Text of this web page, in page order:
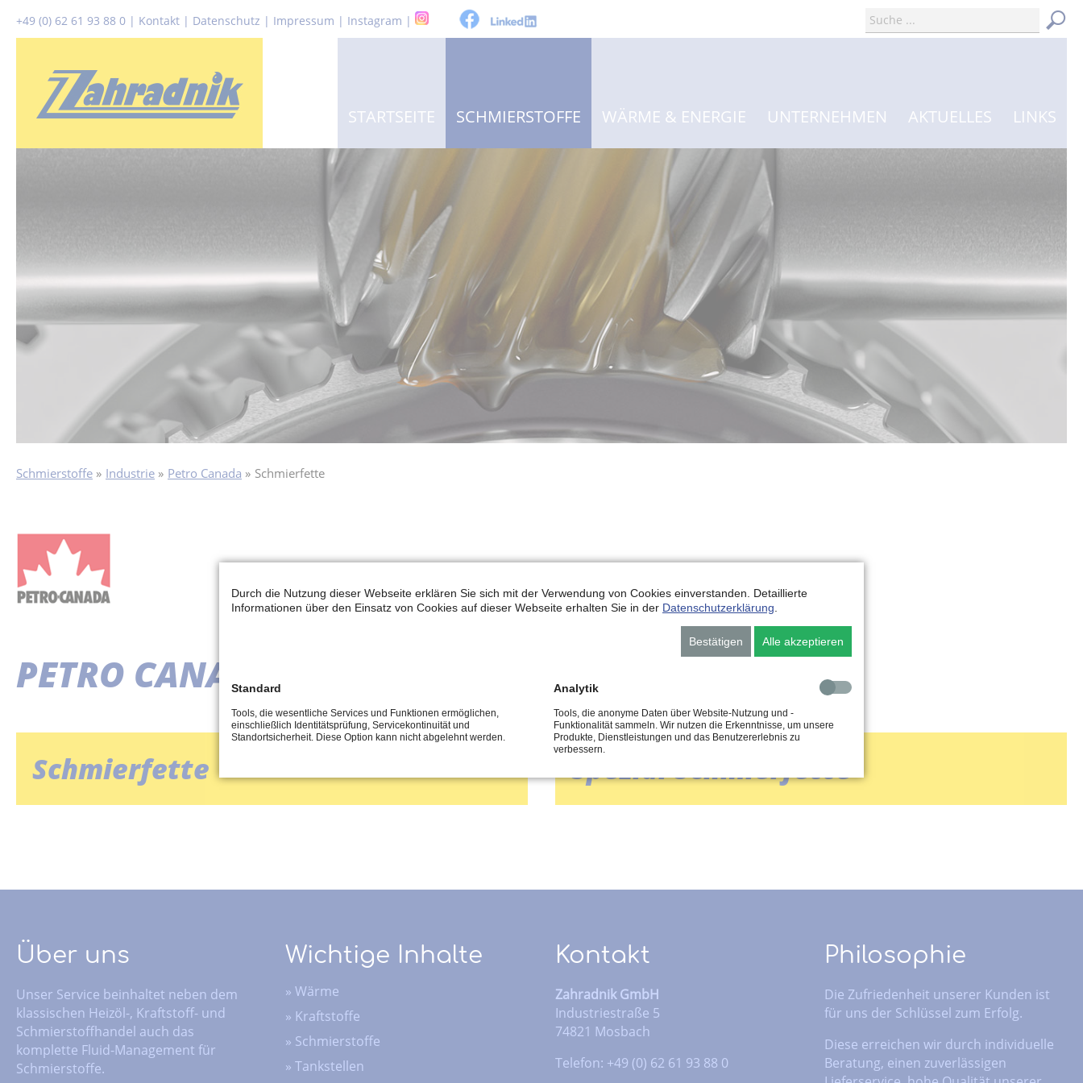
STARTSEITE SCHMIERSTOFFE WÄRME & ENERGIE UNTERNEHMEN AKTUELLES LINKS
+49 (0) 62 61 93 88 0 | Kontakt | Datenschutz | Impressum | Instagram |
Schmierstoffe Industrie Petro Canada Schmierfette
PETRO CANADA - SCHMIERFETTE
Schmierfette Spezial Schmierfette
Über uns
Unser Service beinhaltet neben dem
klassischen Heizöl-, Kraftstoff- und
Schmierstoffhandel auch das
komplette Fluid-Management für
Schmierstoffe.
Wichtige Inhalte
»Wärme
» Kraftstoffe
» Schmierstoffe
»Tankstellen
Kontakt
Zahradnik GmbH
Industriestraße 5
74821 Mosbach
Telefon: +49 (0) 62 61 93 88 0
Philosophie
Die Zufriedenheit unserer Kunden ist
für uns der Schlüssel zum Erfolg.
Diese erreichen wir durch individuelle
Beratung, einen zuverlässigen
Durch die Nutzung dieser Webseite erklären Sie sich mit der Verwendung von Cookies einverstanden. Detaillierte
Informationen über den Einsatz von Cookies auf dieser Webseite erhalten Sie in der Datenschutzerklärung
Bestätigen Alle akzeptieren
Standard
Tools, die wesentliche Services und Funktionen ermöglichen,
einschließlich Identitätsprüfung, Servicekontinuität und
Standortsicherheit. Diese Option kann nicht abgelehnt werden.
Analytik
Tools, die anonyme Daten über Website-Nutzung und -
Funktionalität sammeln. Wir nutzen die Erkenntnisse, um unsere
Produkte, Dienstleistungen und das Benutzererlebnis zu
verbessern.